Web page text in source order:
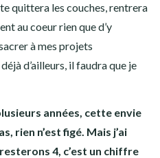
quittera les couches, rentrera
au coeur rien que d’y
à mes projets
d’ailleurs, il faudra que je
années, cette envie
rien n’est figé. Mais j’ai
4, c’est un chiffre